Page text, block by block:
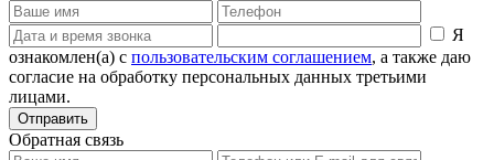
Я
ознакомлен(а) с пользовательским соглашением, а также даю
согласие на обработку персональных данных третьими
лицами.
Отправить
Обратная связь